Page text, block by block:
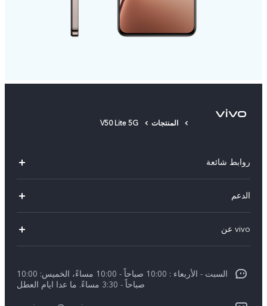
المنتجات V50 Lite 5G
روابط شائعة
X300 (New)
X200 FE (New)
الدعم
مركز الخدمة
Funtouch OS
vivo عن
نبذة عنا
مركز الخصوصية لدى vivo
السبت - الأربعاء : 10:00 صباحاً - 10:00 مساءً، الخميس: 10:00
صباحاً - 3:30 مساءً. ما عدا ايام العطل